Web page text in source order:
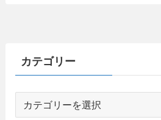
カテゴリー